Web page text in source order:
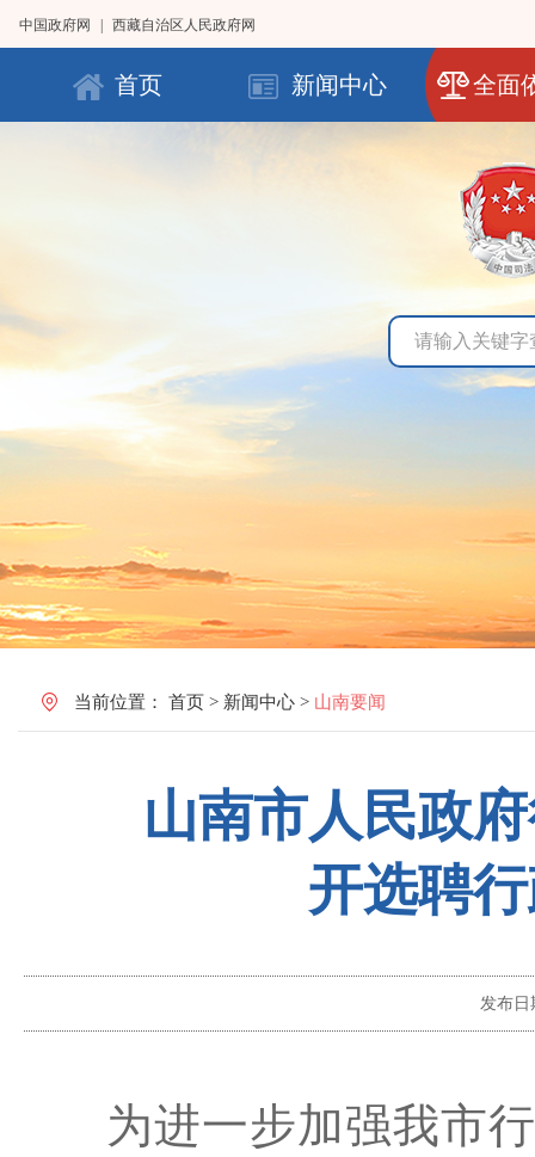
中国政府网 西藏自治区人民政府网
首页 新闻中心 全面
当前位置： 首页 > 新闻中心 > 山南要闻
山南市人民政
开选聘
发布日
为进一步加强我市